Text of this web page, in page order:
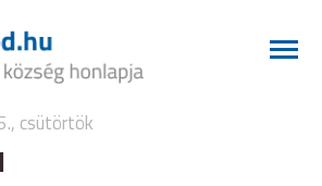
csütörtök